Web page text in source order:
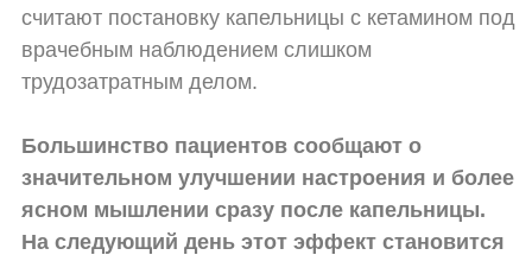
считают постановку капельницы с кетамином под
врачебным наблюдением слишком
трудозатратным делом.
Большинство пациентов сообщают о
значительном улучшении настроения и более
ясном мышлении сразу после капельницы.
На следующий день этот эффект становится